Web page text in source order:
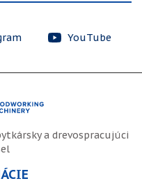
YouTube
a drevospracujúci